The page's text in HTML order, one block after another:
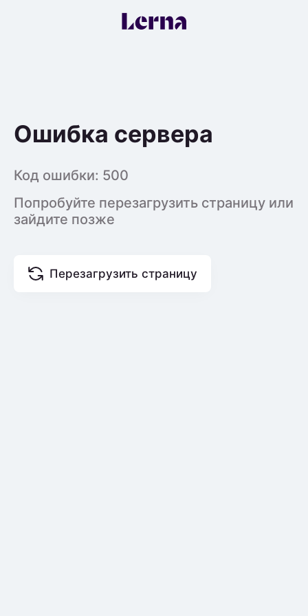
Ошибка сервера
Код ошибки: 500
Попробуйте перезагрузить страницу или
зайдите позже
Перезагрузить страницу